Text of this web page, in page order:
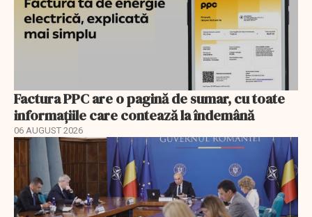
Factura PPC are o pagină de sumar, cu toate
informațiile care contează la îndemână
06 AUGUST 2026